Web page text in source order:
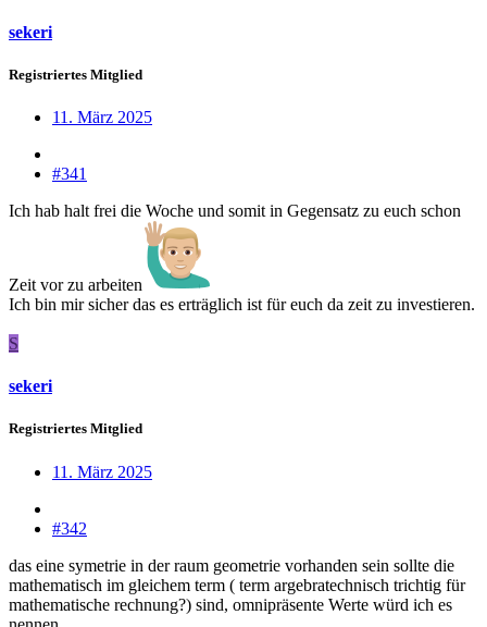
sekeri
Registriertes Mitglied
11. März 2025
#341
Ich hab halt frei die Woche und somit in Gegensatz zu euch schon
Zeit vor zu arbeiten
Ich bin mir sicher das es erträglich ist für euch da zeit zu investieren.
S
sekeri
Registriertes Mitglied
11. März 2025
#342
das eine symetrie in der raum geometrie vorhanden sein sollte die
mathematisch im gleichem term ( term argebratechnisch trichtig für
mathematische rechnung?) sind, omnipräsente Werte würd ich es